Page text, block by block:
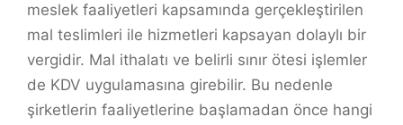
meslek faaliyetleri kapsamında gerçekleştirilen
mal teslimleri ile hizmetleri kapsayan dolaylı bir
vergidir. Mal ithalatı ve belirli sınır ötesi işlemler
de KDV uygulamasına girebilir. Bu nedenle
şirketlerin faaliyetlerine başlamadan önce hangi